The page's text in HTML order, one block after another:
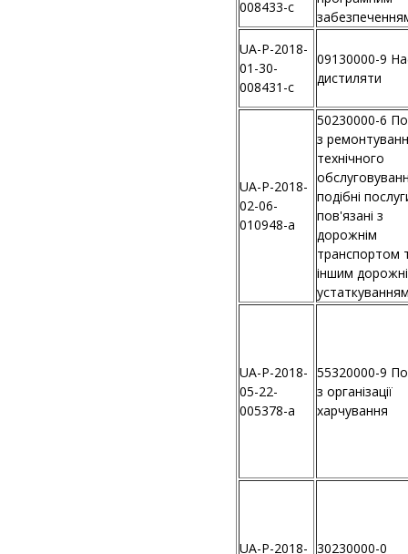
008433-c
UA-P-2018-
01-30-
008431-c
09130000-9
дистиляти
UA-P-2018-
02-06-
010948-a
50230000-6
з
технічного
подібні
пов'язані з
дорожнім
транспортом
іншим
UA-P-2018-
05-22-
005378-a
55320000-9
з організації
харчування
UA-P-2018- 30230000-0